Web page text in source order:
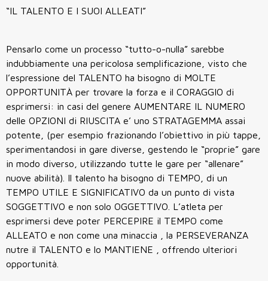
“IL TALENTO E I SUOI ALLEATI”
Pensarlo come un processo “tutto-o-nulla” sarebbe
indubbiamente una pericolosa semplificazione, visto che
l’espressione del TALENTO ha bisogno di MOLTE
OPPORTUNITÀ per trovare la forza e il CORAGGIO di
esprimersi: in casi del genere AUMENTARE IL NUMERO
delle OPZIONI di RIUSCITA e’ uno STRATAGEMMA assai
potente, (per esempio frazionando l’obiettivo in più tappe,
sperimentandosi in gare diverse, gestendo le “proprie” gare
in modo diverso, utilizzando tutte le gare per “allenare”
nuove abilità). Il talento ha bisogno di TEMPO, di un
TEMPO UTILE E SIGNIFICATIVO da un punto di vista
SOGGETTIVO e non solo OGGETTIVO. L’atleta per
esprimersi deve poter PERCEPIRE il TEMPO come
ALLEATO e non come una minaccia , la PERSEVERANZA
nutre il TALENTO e lo MANTIENE , offrendo ulteriori
opportunità.